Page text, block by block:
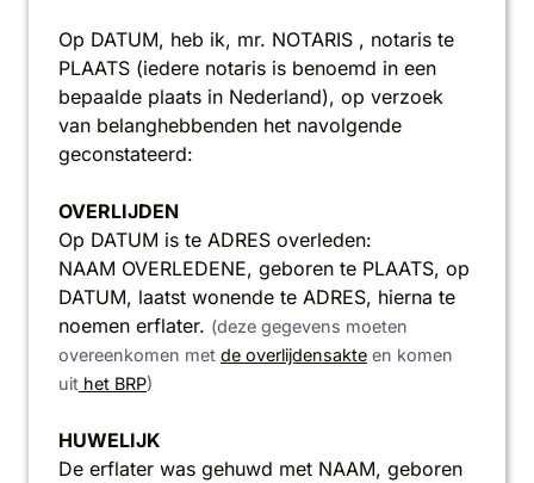
Op DATUM, heb ik, mr. NOTARIS , notaris te
PLAATS (iedere notaris is benoemd in een
bepaalde plaats in Nederland), op verzoek
van belanghebbenden het navolgende
geconstateerd:
OVERLIJDEN
Op DATUM is te ADRES overleden:
NAAM OVERLEDENE, geboren te PLAATS, op
DATUM, laatst wonende te ADRES, hierna te
noemen erflater. (deze gegevens moeten
overeenkomen met de overlijdensakte en komen
uit het BRP)
HUWELIJK
De erflater was gehuwd met NAAM, geboren